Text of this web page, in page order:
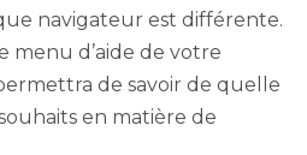
navigateur est différente.
menu d’aide de votre
de savoir de quelle
en matière de